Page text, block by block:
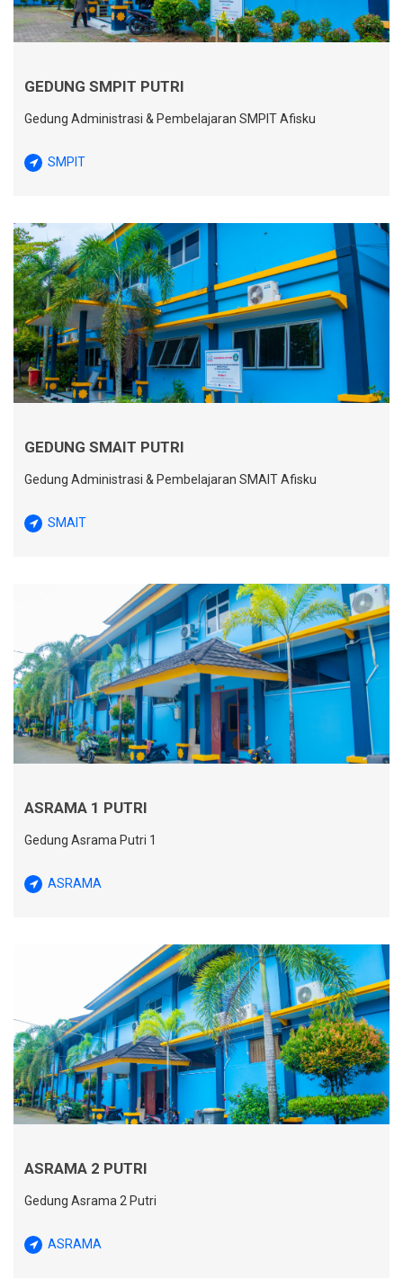
GEDUNG SMPIT PUTRI
Gedung Administrasi & Pembelajaran SMPIT Afisku
SMPIT
GEDUNG SMAIT PUTRI
Gedung Administrasi & Pembelajaran SMAIT Afisku
SMAIT
ASRAMA 1 PUTRI
Gedung Asrama Putri 1
ASRAMA
ASRAMA 2 PUTRI
Gedung Asrama 2 Putri
ASRAMA